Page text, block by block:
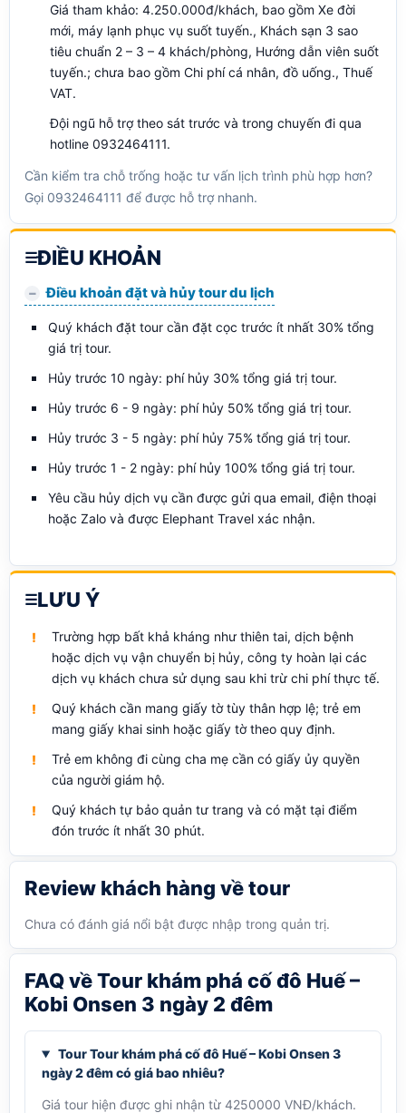
Giá tham khảo: 4.250.000đ/khách, bao gồm Xe đời
mới, máy lạnh phục vụ suốt tuyến., Khách sạn 3 sao
tiêu chuẩn 2 – 3 – 4 khách/phòng, Hướng dẫn viên suốt
tuyến.; chưa bao gồm Chi phí cá nhân, đồ uống., Thuế
VAT.
Đội ngũ hỗ trợ theo sát trước và trong chuyến đi qua
hotline 0932464111.
Cần kiểm tra chỗ trống hoặc tư vấn lịch trình phù hợp hơn?
Gọi 0932464111 để được hỗ trợ nhanh.
ĐIỀU KHOẢN
Điều khoản đặt và hủy tour du lịch
Quý khách đặt tour cần đặt cọc trước ít nhất 30% tổng
giá trị tour.
Hủy trước 10 ngày: phí hủy 30% tổng giá trị tour.
Hủy trước 6 - 9 ngày: phí hủy 50% tổng giá trị tour.
Hủy trước 3 - 5 ngày: phí hủy 75% tổng giá trị tour.
Hủy trước 1 - 2 ngày: phí hủy 100% tổng giá trị tour.
Yêu cầu hủy dịch vụ cần được gửi qua email, điện thoại
hoặc Zalo và được Elephant Travel xác nhận.
LƯU Ý
Trường hợp bất khả kháng như thiên tai, dịch bệnh
hoặc dịch vụ vận chuyển bị hủy, công ty hoàn lại các
dịch vụ khách chưa sử dụng sau khi trừ chi phí thực tế.
Quý khách cần mang giấy tờ tùy thân hợp lệ; trẻ em
mang giấy khai sinh hoặc giấy tờ theo quy định.
Trẻ em không đi cùng cha mẹ cần có giấy ủy quyền
của người giám hộ.
Quý khách tự bảo quản tư trang và có mặt tại điểm
đón trước ít nhất 30 phút.
Review khách hàng về tour
Chưa có đánh giá nổi bật được nhập trong quản trị.
FAQ về Tour khám phá cố đô Huế –
Kobi Onsen 3 ngày 2 đêm
Tour Tour khám phá cố đô Huế – Kobi Onsen 3
ngày 2 đêm có giá bao nhiêu?
Giá tour hiện được ghi nhận từ 4250000 VNĐ/khách.